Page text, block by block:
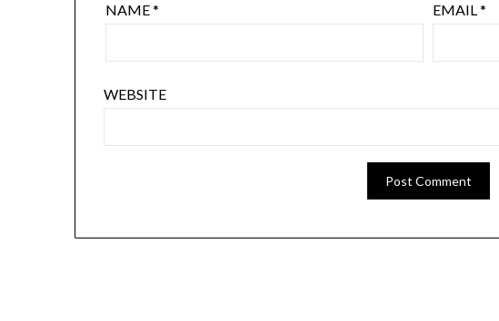
NAME* EMAIL*
WEBSITE